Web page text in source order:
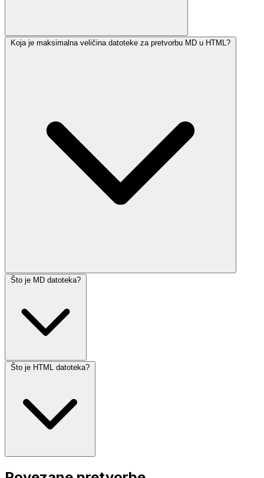
Koja je maksimalna veličina datoteke za pretvorbu MD u HTML?
Što je MD datoteka?
Što je HTML datoteka?